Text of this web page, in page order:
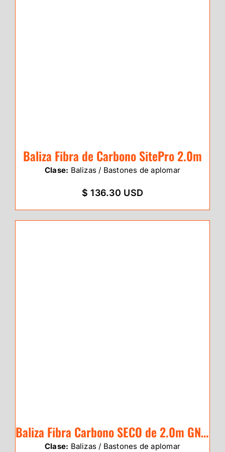
Baliza Fibra de Carbono SitePro 2.0m
Clase: Balizas / Bastones de aplomar
$ 136.30 USD
Baliza Fibra Carbono SECO de 2.0m GNSS
Clase: Balizas / Bastones de aplomar